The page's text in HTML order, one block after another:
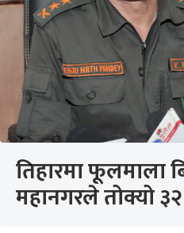
तिहारमा फूलमाला
महानगरले तोक्यो